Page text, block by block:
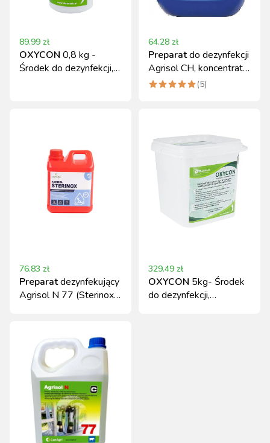
89.99 zł
OXYCON 0,8 kg -
Środek do dezynfekcji,
64.28 zł
Preparatdo dezynfekcji
Agrisol CH, koncentrat
4 kg, Can Agri
(5)
76.83 zł
Preparatdezynfekujący
Agrisol N 77 (Sterinox)
329.49 zł
OXYCON 5kg- Środek
do dezynfekcji,